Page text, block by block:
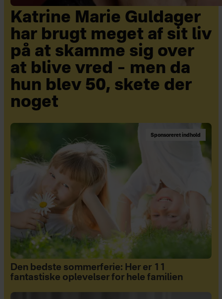
Katrine Marie Guldager
har brugt meget af sit liv
på at skamme sig over
at blive vred – men da
hun blev 50, skete der
noget
Sponsoreret indhold
Den bedste sommerferie: Her er 11
fantastiske oplevelser for hele familien